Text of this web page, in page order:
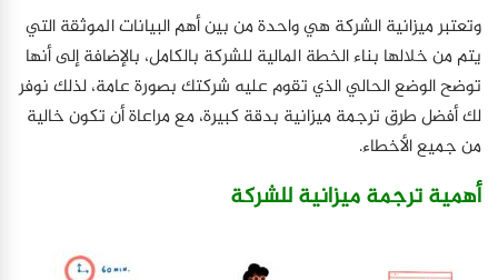
وتعتبر ميزانية الشركة هي واحدة من بين أهم البيانات الموثقة التي
يتم من خلالها بناء الخطة المالية للشركة بالكامل، بالإضافة إلى أنها
توضح الوضع الحالي الذي تقوم عليه شركتك بصورة عامة، لذلك نوفر
لك أفضل طرق ترجمة ميزانية بدقة كبيرة، مع مراعاة أن تكون خالية
من جميع الأخطاء.
أهمية ترجمة ميزانية للشركة